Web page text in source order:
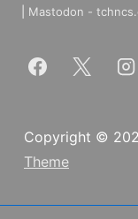
Mastodon -
Copyright ©
Theme